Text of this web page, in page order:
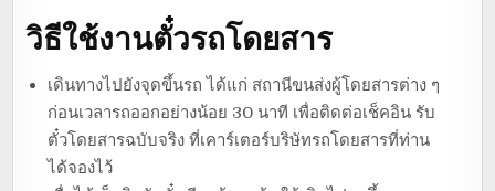
วิธีใช้งานตั๋วรถโดยสาร
เดินทางไปยังจุดขึ้นรถ ได้แก่ สถานีขนส่งผู้โดยสารต่าง ๆ
ก่อนเวลารถออกอย่างน้อย 30 นาที เพื่อติดต่อเช็คอิน รับ
ตั๋วโดยสารฉบับจริง ที่เคาร์เตอร์บริษัทรถโดยสารที่ท่าน
ได้จองไว้